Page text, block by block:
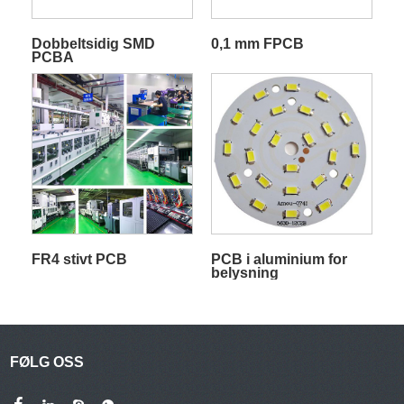
Dobbeltsidig SMD
PCBA
0,1 mm FPCB
FR4 stivt PCB
PCB i aluminium for
belysning
FØLG OSS